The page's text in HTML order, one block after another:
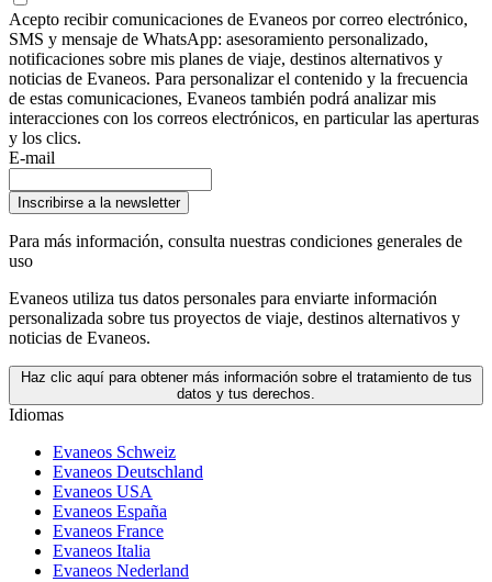
Acepto recibir comunicaciones de Evaneos por correo electrónico,
SMS y mensaje de WhatsApp: asesoramiento personalizado,
notificaciones sobre mis planes de viaje, destinos alternativos y
noticias de Evaneos. Para personalizar el contenido y la frecuencia
de estas comunicaciones, Evaneos también podrá analizar mis
interacciones con los correos electrónicos, en particular las aperturas
y los clics.
E-mail
Inscribirse a la newsletter
Para más información, consulta nuestras condiciones generales de
uso
Evaneos utiliza tus datos personales para enviarte información
personalizada sobre tus proyectos de viaje, destinos alternativos y
noticias de Evaneos.
Haz clic aquí para obtener más información sobre el tratamiento de tus
datos y tus derechos.
Idiomas
Evaneos Schweiz
Evaneos Deutschland
Evaneos USA
Evaneos España
Evaneos France
Evaneos Italia
Evaneos Nederland